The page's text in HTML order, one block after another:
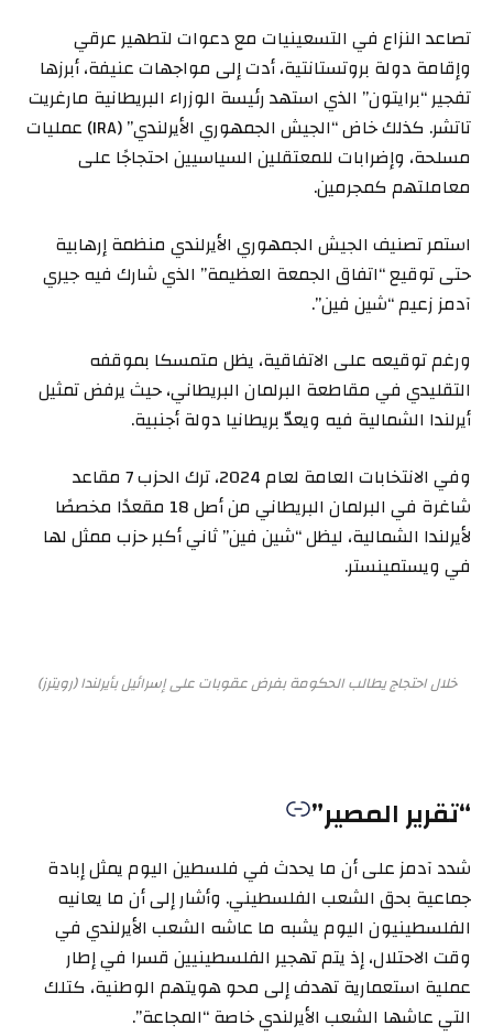
تصاعد النزاع في التسعينيات مع دعوات لتطهير عرقي
وإقامة دولة بروتستانتية، أدت إلى مواجهات عنيفة، أبرزها
تفجير “برايتون” الذي استهد رئيسة الوزراء البريطانية مارغريت
تاتشر. كذلك خاض “الجيش الجمهوري الأيرلندي” (IRA) عمليات
مسلحة، وإضرابات للمعتقلين السياسيين احتجاجًا على
معاملتهم كمجرمين.
استمر تصنيف الجيش الجمهوري الأيرلندي منظمة إرهابية
حتى توقيع “اتفاق الجمعة العظيمة” الذي شارك فيه جيري
آدمز زعيم “شين فين”.
ورغم توقيعه على الاتفاقية، يظل متمسكا بموقفه
التقليدي في مقاطعة البرلمان البريطاني، حيث يرفض تمثيل
أيرلندا الشمالية فيه ويعدّ بريطانيا دولة أجنبية.
وفي الانتخابات العامة لعام 2024، ترك الحزب 7 مقاعد
شاغرة في البرلمان البريطاني من أصل 18 مقعدًا مخصصًا
لأيرلندا الشمالية، ليظل “شين فين” ثاني أكبر حزب ممثل لها
في ويستمينستر.
خلال احتجاج يطالب الحكومة بفرض عقوبات على إسرائيل بأيرلندا (رويترز)
“تقرير المصير”
شدد آدمز على أن ما يحدث في فلسطين اليوم يمثل إبادة
جماعية بحق الشعب الفلسطيني. وأشار إلى أن ما يعانيه
الفلسطينيون اليوم يشبه ما عاشه الشعب الأيرلندي في
وقت الاحتلال، إذ يتم تهجير الفلسطينيين قسرا في إطار
عملية استعمارية تهدف إلى محو هويتهم الوطنية، كتلك
التي عاشها الشعب الأيرلندي خاصة “المجاعة”.